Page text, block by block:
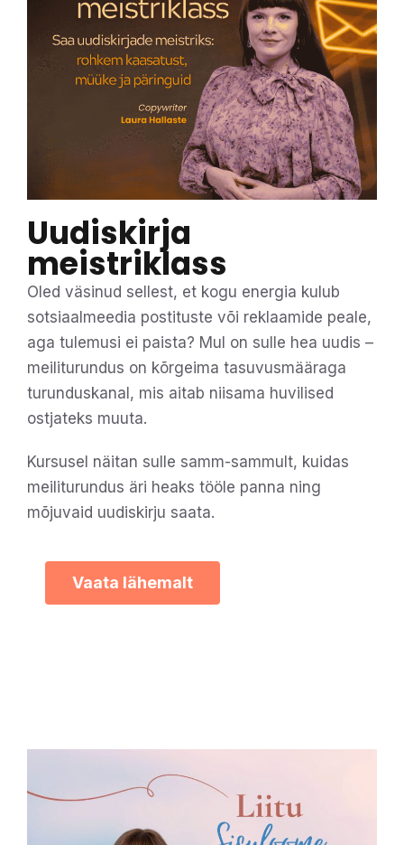
Uudiskirja
meistriklass
Oled väsinud sellest, et kogu energia kulub
sotsiaalmeedia postituste või reklaamide peale,
aga tulemusi ei paista? Mul on sulle hea uudis –
meiliturundus on kõrgeima tasuvusmääraga
turunduskanal, mis aitab niisama huvilised
ostjateks muuta.
Kursusel näitan sulle samm-sammult, kuidas
meiliturundus äri heaks tööle panna ning
mõjuvaid uudiskirju saata.
Vaata lähemalt